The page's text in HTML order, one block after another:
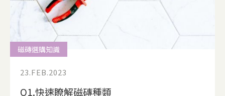
磁磚選購知識
23.FEB.2023
Q1.快速瞭解磁磚種類